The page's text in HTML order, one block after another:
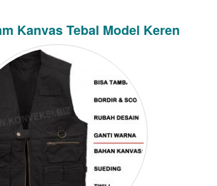
Kanvas Tebal Model Keren